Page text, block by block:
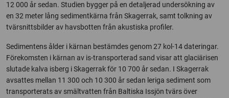
12 000 år sedan. Studien bygger på en detaljerad undersökning av
en 32 meter lång sedimentkärna från Skagerrak, samt tolkning av
tvärsnittsbilder av havsbotten från akustiska profiler.
Sedimentens ålder i kärnan bestämdes genom 27 kol-14 dateringar.
Förekomsten i kärnan av is-transporterad sand visar att glaciärisen
slutade kalva isberg i Skagerrak för 10 700 år sedan. I Skagerrak
avsattes mellan 11 300 och 10 300 år sedan leriga sediment som
transporterats av smältvatten från Baltiska Issjön tvärs över